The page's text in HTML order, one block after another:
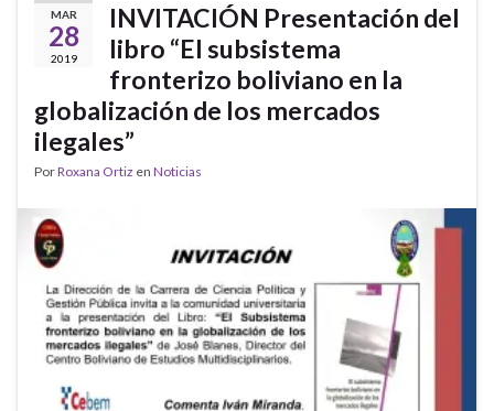
MAR
28
2019
INVITACIÓN Presentación del
libro “El subsistema
fronterizo boliviano en la
globalización de los mercados
ilegales”
PorRoxana Ortiz en Noticias